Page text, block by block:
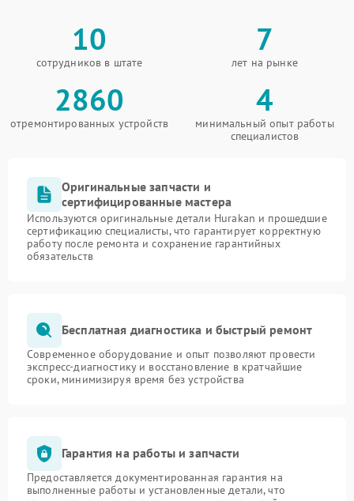
10
сотрудников в штате
7
лет на рынке
2860
отремонтированных устройств
4
минимальный опыт работы
специалистов
Оригинальные запчасти и
сертифицированные мастера
Используются оригинальные детали Hurakan и прошедшие
сертификацию специалисты, что гарантирует корректную
работу после ремонта и сохранение гарантийных
обязательств
Бесплатная диагностика и быстрый ремонт
Современное оборудование и опыт позволяют провести
экспресс-диагностику и восстановление в кратчайшие
сроки, минимизируя время без устройства
Гарантия на работы и запчасти
Предоставляется документированная гарантия на
выполненные работы и установленные детали, что